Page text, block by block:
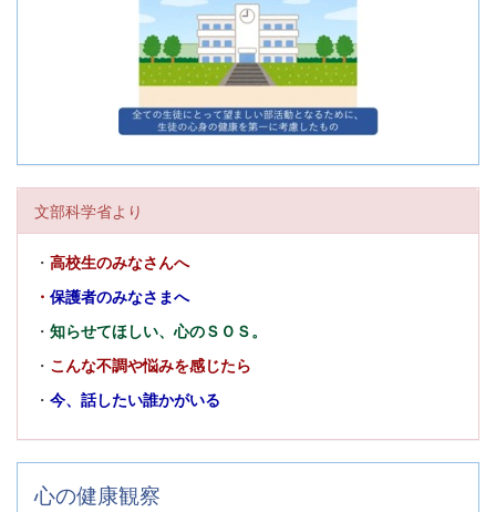
文部科学省より
・ 高校生のみなさんへ
・ 保護者のみなさまへ
・ 知らせてほしい、心のＳＯＳ。
・ こんな不調や悩みを感じたら
・ 今、話したい誰かがいる
心の健康観察